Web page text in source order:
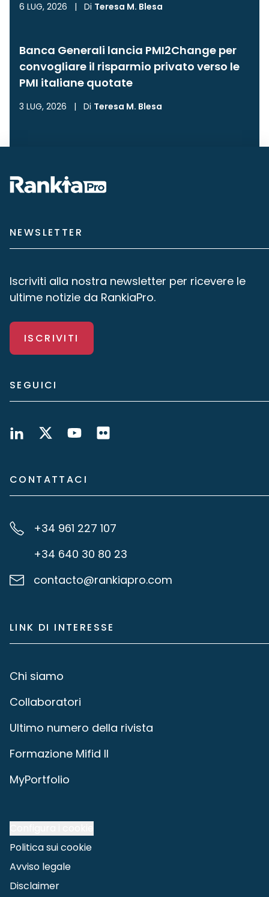
6 LUG, 2026 | Di Teresa M. Blesa
Banca Generali lancia PMI2Change per
convogliare il risparmio privato verso le
PMI italiane quotate
3 LUG, 2026 | Di Teresa M. Blesa
NEWSLETTER
Iscriviti alla nostra newsletter per ricevere le
ultime notizie da RankiaPro.
ISCRIVITI
SEGUICI
CONTATTACI
+34 961 227 107
+34 640 30 80 23
contacto@rankiapro.com
LINK DI INTERESSE
Chi siamo
Collaboratori
Ultimo numero della rivista
Formazione Mifid II
MyPortfolio
Politica sui cookie
Avviso legale
Disclaimer